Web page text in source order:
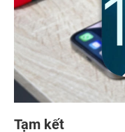
Tạm kết